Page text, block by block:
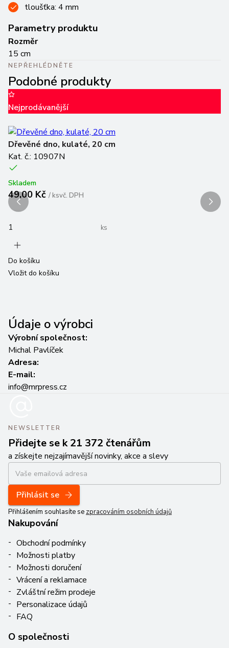
tloušťka: 4 mm
Parametry produktu
Rozměr
15 cm
NEPŘEHLÉDNĚTE
Podobné produkty
Nejprodávanější
Dřevěné dno, kulaté, 20 cm
Kat. č.: 10907N
Skladem
49,00 Kč /ksvč. DPH
ks
Do košíku
Vložit do košíku
Údaje o výrobci
Výrobní společnost:
Michal Pavlíček
Adresa:
E-mail:
info@mrpress.cz
NEWSLETTER
Přidejte se k 21 372 čtenářům
a získejte nejzajímavější novinky, akce a slevy
Přihlásit se
Přihlášením souhlasíte se zpracováním osobních údajů
Nakupování
Obchodní podmínky
Možnosti platby
Možnosti doručení
Vrácení a reklamace
Zvláštní režim prodeje
Personalizace údajů
FAQ
O společnosti